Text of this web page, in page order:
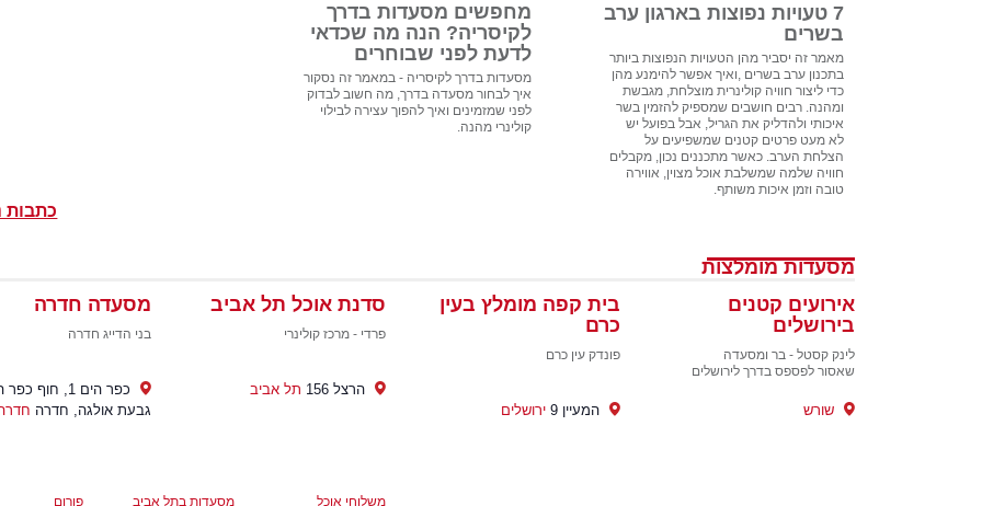
7 טעויות נפוצות בארגון ערב
בשרים
מאמר זה יסביר מהן הטעויות הנפוצות ביותר
בתכנון ערב בשרים ,ואיך אפשר להימנע מהן
כדי ליצור חוויה קולינרית מוצלחת, מגבשת
ומהנה. רבים חושבים שמספיק להזמין בשר
איכותי ולהדליק את הגריל, אבל בפועל יש
לא מעט פרטים קטנים שמשפיעים על
הצלחת הערב. כאשר מתכננים נכון, מקבלים
חוויה שלמה שמשלבת אוכל מצוין, אווירה
טובה וזמן איכות משותף.
מחפשים מסעדות בדרך
לקיסריה? הנה מה שכדאי
לדעת לפני שבוחרים
מסעדות בדרך לקיסריה - במאמר זה נסקור
איך לבחור מסעדה בדרך, מה חשוב לבדוק
לפני שמזמינים ואיך להפוך עצירה לבילוי
קולינרי מהנה.
כתבות
מסעדות מומלצות
אירועים קטנים
בירושלים
לינק קסטל - בר ומסעדה
שאסור לפספס בדרך לירושלים
שורש
בית קפה מומלץ בעין
כרם
פונדק עין כרם
המעיין 9 ירושלים
סדנת אוכל תל אביב
פרדי - מרכז קולינרי
הרצל 156 תל אביב
מסעדה חדרה
בני הדייג חדרה
כפר הים 1, חוף
גבעת אולגה, חדרה
משלוחי אוכל
מסעדות בתל אביב
פורום